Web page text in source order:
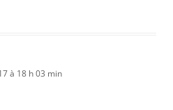
à 18 h 03 min